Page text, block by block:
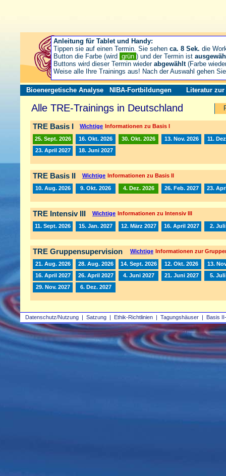
Datenschutz/Nutzung | Satzung | Ethik-Richtlinien | Tagungshäuser | Basis
Bioenergetische Analyse NIBA-Fortbildungen Literatur zur
Alle TRE-Trainings in Deutschland
TRE Basis I Wichtige Informationen zu Basis I
25. Sept. 2026 16. Okt. 2026 30. Okt. 2026 13. Nov. 2026
11.
23. April 2027
18. Juni 2027
TRE Basis II Wichtige Informationen zu Basis II
10. Aug. 2026 9. Okt. 2026 4. Dez. 2026 26. Feb. 2027 23.
TRE Intensiv III Wichtige Informationen zu Intensiv III
11. Sept. 2026 15. Jan. 2027 12. März 2027 16. April 2027 2. Juli
TRE Gruppensupervision Wichtige Informationen zur
21. Aug. 2026 28. Aug. 2026 14. Sept. 2026 12. Okt. 2026
13.
16. April 2027
26. April 2027 4. Juni 2027 21. Juni 2027
5. Juli
29. Nov. 2027
6. Dez. 2027
Anleitung für Tablet und Handy:
Tippen sie auf einen Termin. Sie sehen ca. 8 Sek. die
Button die Farbe (wird grün ) und der Termin ist
Buttons wird dieser Termin wieder abgewählt(Farbe
Weise alle Ihre Trainings aus! Nach der Auswahl gehen